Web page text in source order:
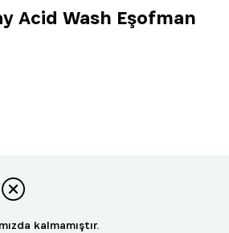
Acid Wash Eşofman
kalmamıştır.